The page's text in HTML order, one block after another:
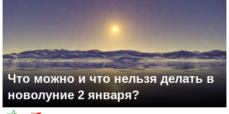
Что можно и что нельзя делать в
новолуние 2 января?